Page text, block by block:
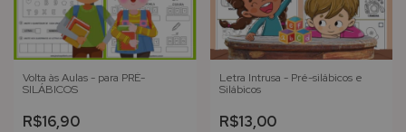
Volta às Aulas - para PRÉ-
SILÁBICOS
R$16,90
Letra Intrusa - Pré-silábicos e
Silábicos
R$13,00